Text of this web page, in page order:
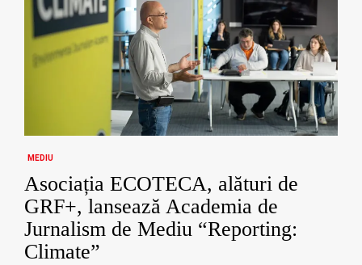
MEDIU
Asociația ECOTECA, alături de
GRF+, lansează Academia de
Jurnalism de Mediu “Reporting:
Climate”